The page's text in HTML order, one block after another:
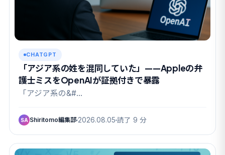
CHATGPT
「アジア系の姓を混同していた」——Appleの弁
護士ミスをOpenAIが証拠付きで暴露
「アジア系の&#…
SA Shiritomo編集部 2026.08.05 読了 9 分